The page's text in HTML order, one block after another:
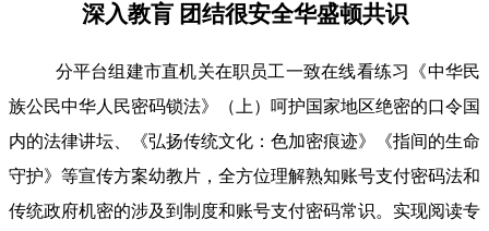
深入教肓 团结很安全华盛顿共识
分平台组建市直机关在职员工一致在线看练习《中华民
族公民中华人民密码锁法》（上）呵护国家地区绝密的口令国
内的法律讲坛、《弘扬传统文化：色加密痕迹》《指间的生命
守护》等宣传方案幼教片，全方位理解熟知账号支付密码法和
传统政府机密的涉及到制度和账号支付密码常识。实现阅读专